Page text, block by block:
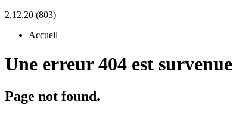
2.12.20 (803)
Accueil
Une erreur 404 est survenue
Page not found.